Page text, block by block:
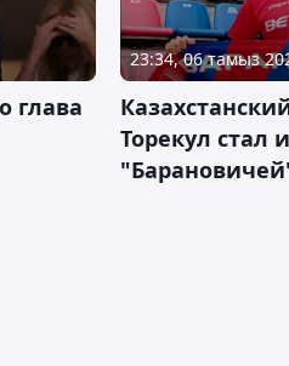
глава
23:34, 06 тамыз
Торекул стал